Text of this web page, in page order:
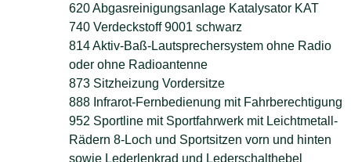
620 Abgasreinigungsanlage Katalysator KAT
740 Verdeckstoff 9001 schwarz
814 Aktiv-Baß-Lautsprechersystem ohne Radio
oder ohne Radioantenne
873 Sitzheizung Vordersitze
888 Infrarot-Fernbedienung mit Fahrberechtigung
952 Sportline mit Sportfahrwerk mit Leichtmetall-
Rädern 8-Loch und Sportsitzen vorn und hinten
sowie Lederlenkrad und Lederschalthebel